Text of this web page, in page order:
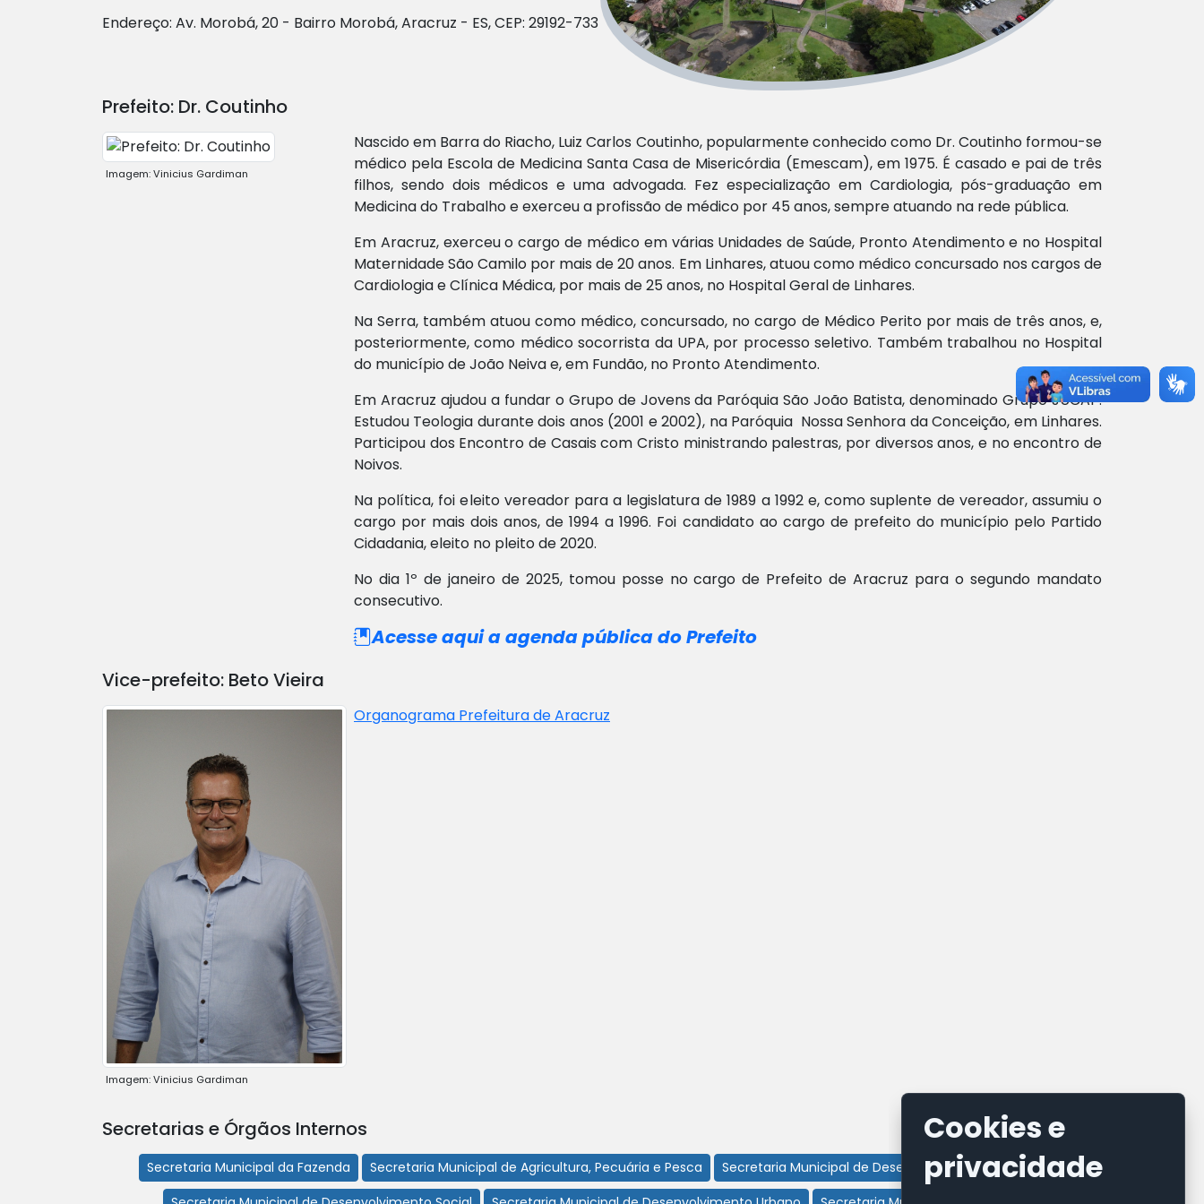
Endereço: Av. Morobá, 20 - Bairro Morobá, Aracruz - ES, CEP: 29192-733
Prefeito: Dr. Coutinho
Imagem: Vinicius Gardiman
Nascido em Barra do Riacho, Luiz Carlos Coutinho, popularmente conhecido como Dr. Coutinho formou-se
médico pela Escola de Medicina Santa Casa de Misericórdia (Emescam), em 1975. É casado e pai de três
filhos, sendo dois médicos e uma advogada. Fez especialização em Cardiologia, pós-graduação em
Medicina do Trabalho e exerceu a profissão de médico por 45 anos, sempre atuando na rede pública.
Em Aracruz, exerceu o cargo de médico em várias Unidades de Saúde, Pronto Atendimento e no Hospital
Maternidade São Camilo por mais de 20 anos. Em Linhares, atuou como médico concursado nos cargos de
Cardiologia e Clínica Médica, por mais de 25 anos, no Hospital Geral de Linhares.
Na Serra, também atuou como médico, concursado, no cargo de Médico Perito por mais de três anos, e,
posteriormente, como médico socorrista da UPA, por processo seletivo. Também trabalhou no Hospital
do município de João Neiva e, em Fundão, no Pronto Atendimento.
Em Aracruz ajudou a fundar o Grupo de Jovens da Paróquia São João Batista, denominado Grupo JUCAP.
Estudou Teologia durante dois anos (2001 e 2002), na Paróquia Nossa Senhora da Conceição, em Linhares.
Participou dos Encontro de Casais com Cristo ministrando palestras, por diversos anos, e no encontro de
Noivos.
Na política, foi eleito vereador para a legislatura de 1989 a 1992 e, como suplente de vereador, assumiu o
cargo por mais dois anos, de 1994 a 1996. Foi candidato ao cargo de prefeito do município pelo Partido
Cidadania, eleito no pleito de 2020.
No dia 1º de janeiro de 2025, tomou posse no cargo de Prefeito de Aracruz para o segundo mandato
consecutivo.
Acesse aqui a agenda pública do Prefeito
Vice-prefeito: Beto Vieira
Imagem: Vinicius Gardiman
Organograma Prefeitura de Aracruz
Secretarias e Órgãos Internos
Secretaria Municipal da Fazenda Secretaria Municipal de Agricultura, Pecuária e Pesca
Secretaria Municipal de Desenvolvimento Econômico
Cookies e
privacidade